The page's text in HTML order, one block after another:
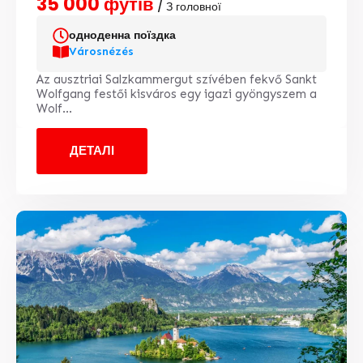
/ З головної
одноденна поїздка
Városnézés
Az ausztriai Salzkammergut szívében fekvő Sankt
Wolfgang festői kisváros egy igazi gyöngyszem a
Wolf...
ДЕТАЛІ